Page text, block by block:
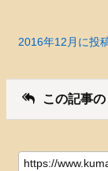
2016年12月に投
この記事